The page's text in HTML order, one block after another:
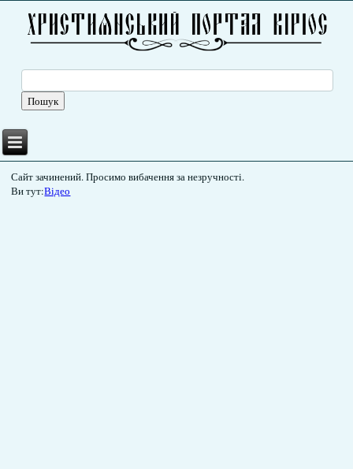
Сайт зачинений. Просимо вибачення за незручності.
Ви тут:Відео